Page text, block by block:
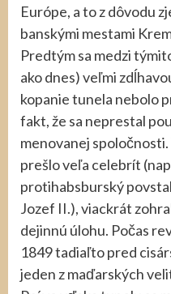
Európe, a to z dôvodu
banskými mestami
Predtým sa medzi
ako dnes) veľmi
kopanie tunela nebolo
fakt, že sa neprestal
menovanej
prešlo veľa celebrít
protihabsburský
Jozef II.), viackrát
dejinnú úlohu. Počas
1849 tadiaľto pred
jeden z maďarských